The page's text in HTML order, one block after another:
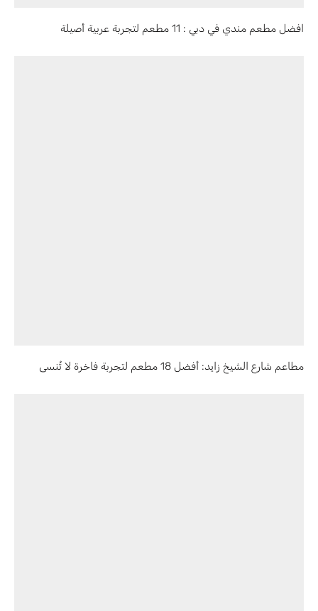
افضل مطعم مندي في دبي : 11 مطعم لتجربة عربية أصيلة
مطاعم شارع الشيخ زايد: أفضل 18 مطعم لتجربة فاخرة لا تُنسى